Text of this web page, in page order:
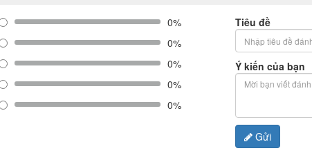
0%
0%
0%
0%
0%
Tiêu đề
Ý kiến của bạn
Gửi